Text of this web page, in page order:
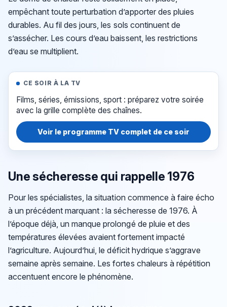
empêchant toute perturbation d’apporter des pluies
durables. Au fil des jours, les sols continuent de
s’assécher. Les cours d’eau baissent, les restrictions
d’eau se multiplient.
CE SOIR À LA TV
Films, séries, émissions, sport : préparez votre soirée
avec la grille complète des chaînes.
Voir le programme TV complet de ce soir
Une sécheresse qui rappelle 1976
Pour les spécialistes, la situation commence à faire écho
à un précédent marquant : la sécheresse de 1976. À
l’époque déjà, un manque prolongé de pluie et des
températures élevées avaient fortement impacté
l’agriculture. Aujourd’hui, le déficit hydrique s’aggrave
semaine après semaine. Les fortes chaleurs à répétition
accentuent encore le phénomène.